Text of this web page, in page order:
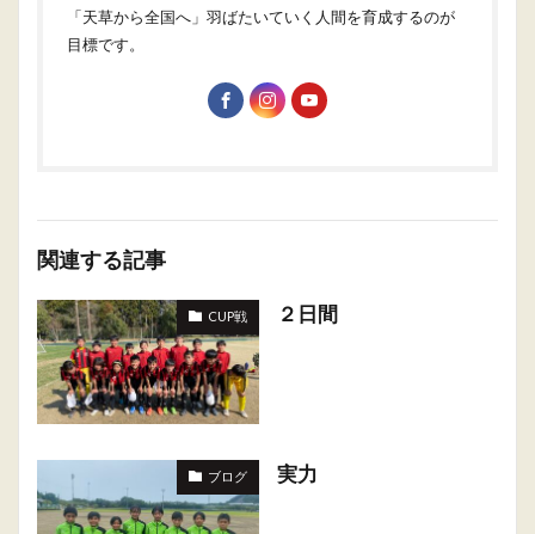
「天草から全国へ」羽ばたいていく人間を育成するのが
目標です。
関連する記事
CUP戦 ２日間
ブログ 実力